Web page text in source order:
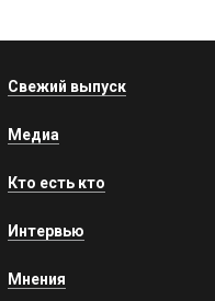
Свежий выпуск
Медиа
Кто есть кто
Интервью
Мнения